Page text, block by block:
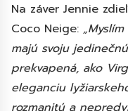
Na záver Jennie
Coco Neige:
majú svoju
prekvapená, ako
eleganciu